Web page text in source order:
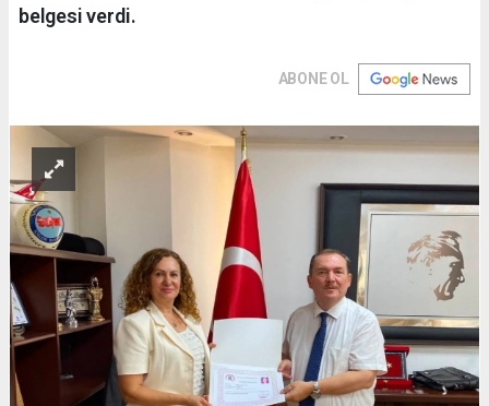
belgesi verdi.
ABONE OL